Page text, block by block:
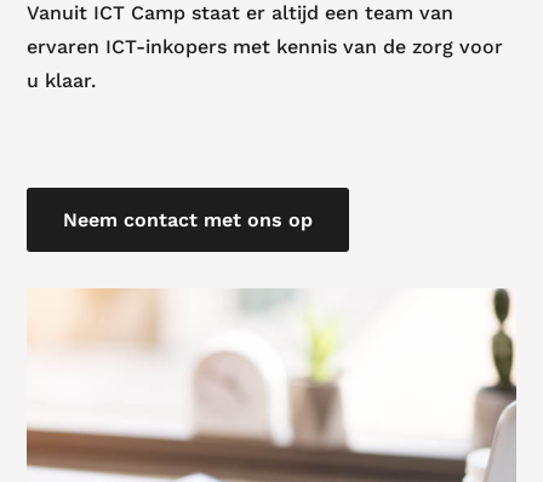
Vanuit ICT Camp staat er altijd een team van
ervaren ICT-inkopers met kennis van de zorg voor
u klaar.
Neem contact met ons op